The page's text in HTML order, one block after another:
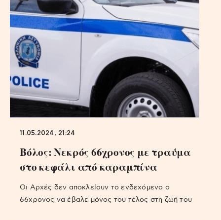
11.05.2024, 21:24
Βόλος: Νεκρός 66χρονος με τραύμα
στο κεφάλι από καραμπίνα
Οι Αρχές δεν αποκλείουν το ενδεχόμενο ο
66χρονος να έβαλε μόνος του τέλος στη ζωή του